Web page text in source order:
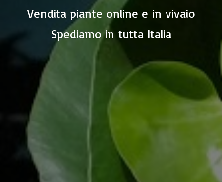
Vendita piante online e in vivaio
Spediamo in tutta Italia